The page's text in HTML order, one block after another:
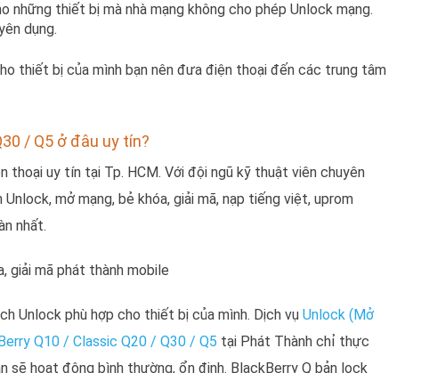
những thiết bị mà nhà mạng không cho phép Unlock mạng.
dụng.
thiết bị của mình bạn nên đưa điện thoại đến các trung tâm
/ Q5 ở đâu uy tín?
thoại uy tín tại Tp. HCM. Với đội ngũ kỹ thuật viên chuyên
mở mạng, bẻ khóa, giải mã, nạp tiếng việt, uprom
nhất.
Unlock phù hợp cho thiết bị của mình. Dịch vụ Unlock (Mở
Q10 / Classic Q20 / Q30 / Q5 tại Phát Thành chỉ thực
sẽ hoạt động bình thường, ổn định. BlackBerry Q bản lock